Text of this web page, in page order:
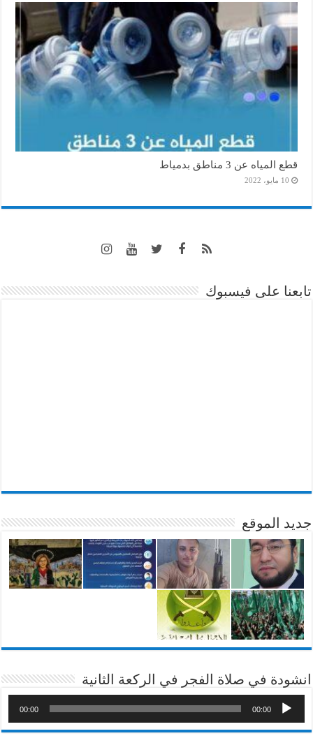
قطع المياه عن 3 مناطق بدمياط
10 مايو، 2022
تابعنا على فيسبوك
جديد الموقع
انشودة في صلاة الفجر في الركعة الثانية
00:00
00:00